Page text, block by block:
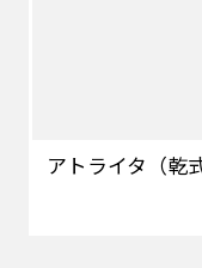
アトライタ（乾式